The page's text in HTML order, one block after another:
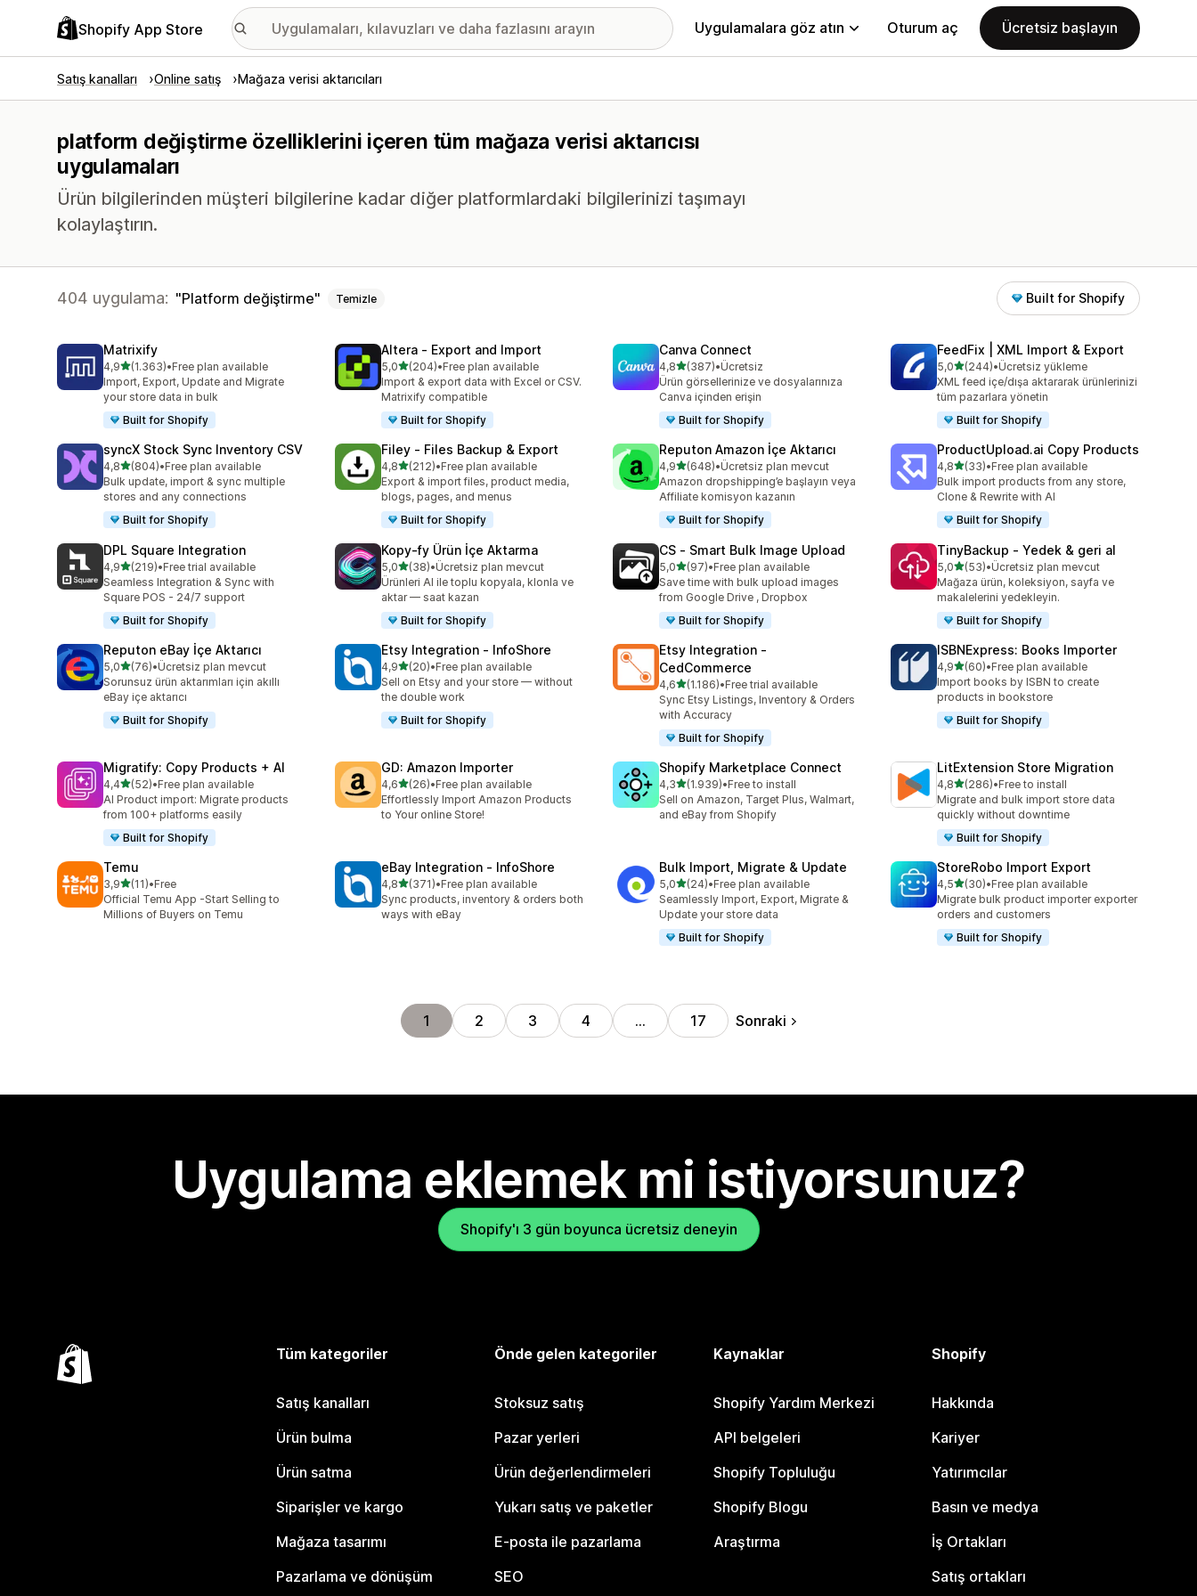
Shopify App Store Uygulamalara göz atın Oturum aç Ücretsiz başlayın
Satış kanalları Online satış Mağaza verisi aktarıcıları
platform değiştirme özelliklerini içeren tüm mağaza verisi aktarıcısı
uygulamaları
Ürün bilgilerinden müşteri bilgilerine kadar diğer platformlardaki bilgilerinizi taşımayı
kolaylaştırın.
404 uygulama: Platform değiştirme Temizle Built for Shopify
Matrixify
4,95 yıldız üzerinden
(1.363)
toplam 1363 değerlendirme
•Free plan available
Import, Export, Update and Migrate
your store data in bulk
Built for Shopify
Altera ‑ Export and Import
5,05 yıldız üzerinden
(204)
toplam 204 değerlendirme
•Free plan available
Import & export data with Excel or CSV.
Matrixify compatible
Built for Shopify
Canva Connect
4,85 yıldız üzerinden
(387)
toplam 387 değerlendirme
•Ücretsiz
Ürün görsellerinize ve dosyalarınıza
Canva içinden erişin
Built for Shopify
FeedFix | XML Import & Export
5,05 yıldız üzerinden
(244)
toplam 244 değerlendirme
•Ücretsiz yükleme
XML feed içe/dışa aktararak ürünlerinizi
tüm pazarlara yönetin
Built for Shopify
syncX Stock Sync Inventory CSV
4,85 yıldız üzerinden
(804)
toplam 804 değerlendirme
•Free plan available
Bulk update, import & sync multiple
stores and any connections
Built for Shopify
Filey ‑ Files Backup & Export
4,85 yıldız üzerinden
(212)
toplam 212 değerlendirme
•Free plan available
Export & import files, product media,
blogs, pages, and menus
Built for Shopify
Reputon Amazon İçe Aktarıcı
4,95 yıldız üzerinden
(648)
toplam 648 değerlendirme
•Ücretsiz plan mevcut
Amazon dropshipping’e başlayın veya
Affiliate komisyon kazanın
Built for Shopify
ProductUpload.ai Copy Products
4,85 yıldız üzerinden
(33)
toplam 33 değerlendirme
•Free plan available
Bulk import products from any store,
Clone & Rewrite with AI
Built for Shopify
DPL Square Integration
4,95 yıldız üzerinden
(219)
toplam 219 değerlendirme
•Free trial available
Seamless Integration & Sync with
Square POS - 24/7 support
Built for Shopify
Kopy‑fy Ürün İçe Aktarma
5,05 yıldız üzerinden
(38)
toplam 38 değerlendirme
•Ücretsiz plan mevcut
Ürünleri AI ile toplu kopyala, klonla ve
aktar — saat kazan
Built for Shopify
CS ‑ Smart Bulk Image Upload
5,05 yıldız üzerinden
(97)
toplam 97 değerlendirme
•Free plan available
Save time with bulk upload images
from Google Drive , Dropbox
Built for Shopify
TinyBackup ‑ Yedek & geri al
5,05 yıldız üzerinden
(53)
toplam 53 değerlendirme
•Ücretsiz plan mevcut
Mağaza ürün, koleksiyon, sayfa ve
makalelerini yedekleyin.
Built for Shopify
Reputon eBay İçe Aktarıcı
5,05 yıldız üzerinden
(76)
toplam 76 değerlendirme
•Ücretsiz plan mevcut
Sorunsuz ürün aktarımları için akıllı
eBay içe aktarıcı
Built for Shopify
Etsy Integration ‑ InfoShore
4,95 yıldız üzerinden
(20)
toplam 20 değerlendirme
•Free plan available
Sell on Etsy and your store — without
the double work
Built for Shopify
Etsy Integration ‑
CedCommerce
4,65 yıldız üzerinden
(1.186)
toplam 1186 değerlendirme
•Free trial available
Sync Etsy Listings, Inventory & Orders
with Accuracy
Built for Shopify
ISBNExpress: Books Importer
4,95 yıldız üzerinden
(60)
toplam 60 değerlendirme
•Free plan available
Import books by ISBN to create
products in bookstore
Built for Shopify
Migratify: Copy Products + AI
4,45 yıldız üzerinden
(52)
toplam 52 değerlendirme
•Free plan available
AI Product import: Migrate products
from 100+ platforms easily
Built for Shopify
GD: Amazon Importer
4,65 yıldız üzerinden
(26)
toplam 26 değerlendirme
•Free plan available
Effortlessly Import Amazon Products
to Your online Store!
Shopify Marketplace Connect
4,35 yıldız üzerinden
(1.939)
toplam 1939 değerlendirme
•Free to install
Sell on Amazon, Target Plus, Walmart,
and eBay from Shopify
LitExtension Store Migration
4,85 yıldız üzerinden
(286)
toplam 286 değerlendirme
•Free to install
Migrate and bulk import store data
quickly without downtime
Built for Shopify
Temu
3,95 yıldız üzerinden
(11)
toplam 11 değerlendirme
•Free
Official Temu App -Start Selling to
Millions of Buyers on Temu
eBay Integration ‑ InfoShore
4,85 yıldız üzerinden
(371)
toplam 371 değerlendirme
•Free plan available
Sync products, inventory & orders both
ways with eBay
Bulk Import, Migrate & Update
5,05 yıldız üzerinden
(24)
toplam 24 değerlendirme
•Free plan available
Seamlessly Import, Export, Migrate &
Update your store data
Built for Shopify
StoreRobo Import Export
4,55 yıldız üzerinden
(30)
toplam 30 değerlendirme
•Free plan available
Migrate bulk product importer exporter
orders and customers
Built for Shopify
1 2 3 4 … 17 Sonraki
Uygulama eklemek mi istiyorsunuz?
Shopify'ı 3 gün boyunca ücretsiz deneyin
Tüm kategoriler
Satış kanalları
Ürün bulma
Ürün satma
Siparişler ve kargo
Mağaza tasarımı
Pazarlama ve dönüşüm
Önde gelen kategoriler
Stoksuz satış
Pazar yerleri
Ürün değerlendirmeleri
Yukarı satış ve paketler
E-posta ile pazarlama
SEO
Kaynaklar
Shopify Yardım Merkezi
API belgeleri
Shopify Topluluğu
Shopify Blogu
Araştırma
Shopify
Hakkında
Kariyer
Yatırımcılar
Basın ve medya
İş Ortakları
Satış ortakları